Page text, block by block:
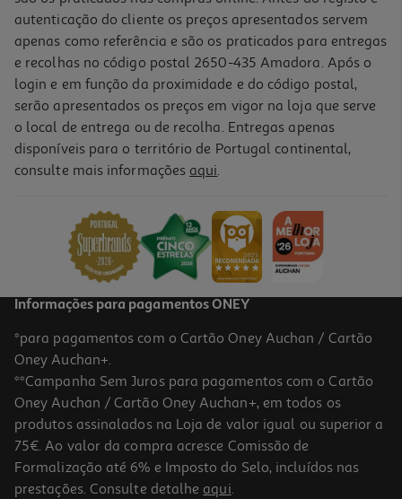
autenticação do cliente os preços apresentados servem
apenas como referência e são os praticados para entregas
e recolhas no código postal 2650-435 Amadora. Após o
login e em função da proximidade e do código postal,
serão apresentados os preços em vigor na loja que serve
o local de entrega ou de recolha. Entregas apenas
disponíveis para o território de Portugal continental,
consulte mais informações aqui.
Informações para pagamentos ONEY
*para pagamentos com o Cartão Oney Auchan / Cartão
Oney Auchan+.
**Campanha Sem Juros para pagamentos com o Cartão
Oney Auchan / Cartão Oney Auchan+, em todos os
produtos assinalados na Loja de valor igual ou superior a
75€. Ao valor da compra acresce Comissão de
Formalização até 6% e Imposto do Selo, incluídos nas
prestações. Consulte detalhe aqui.